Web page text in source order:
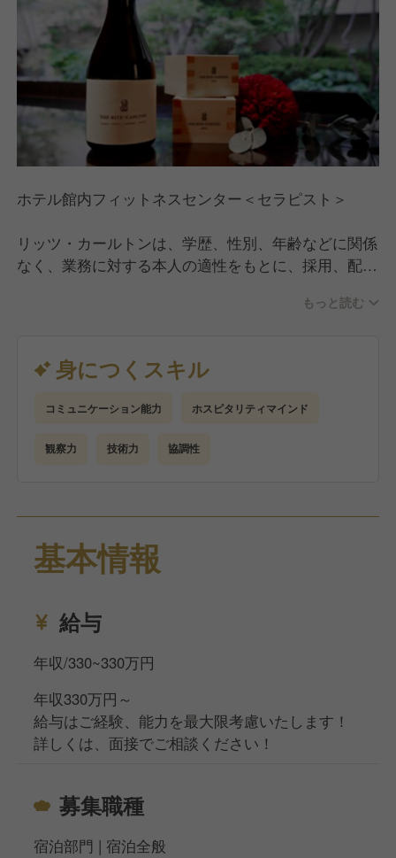
ホテル館内フィットネスセンター＜セラピスト＞
リッツ・カールトンは、学歴、性別、年齢などに関係
なく、業務に対する本人の適性をもとに、採用、配属
質の高い研修や、自己啓発、職能向上の機会を用意
るべく表彰プログラムを設けています。
もっと読む
身につくスキル
コミュニケーション能力 ホスピタリティマインド
観察力 技術力 協調性
基本情報
給与
年収/330~330万円
年収330万円～
給与はご経験、能力を最大限考慮いたします！
詳しくは、面接でご相談ください！
募集職種
宿泊部門 | 宿泊全般